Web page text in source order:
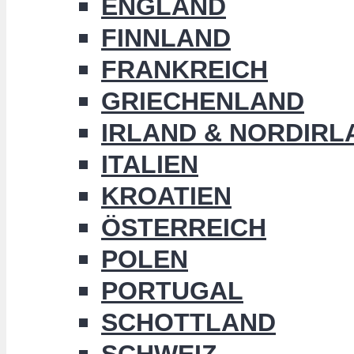
ENGLAND
FINNLAND
FRANKREICH
GRIECHENLAND
IRLAND &
ITALIEN
KROATIEN
ÖSTERREICH
POLEN
PORTUGAL
SCHOTTLAND